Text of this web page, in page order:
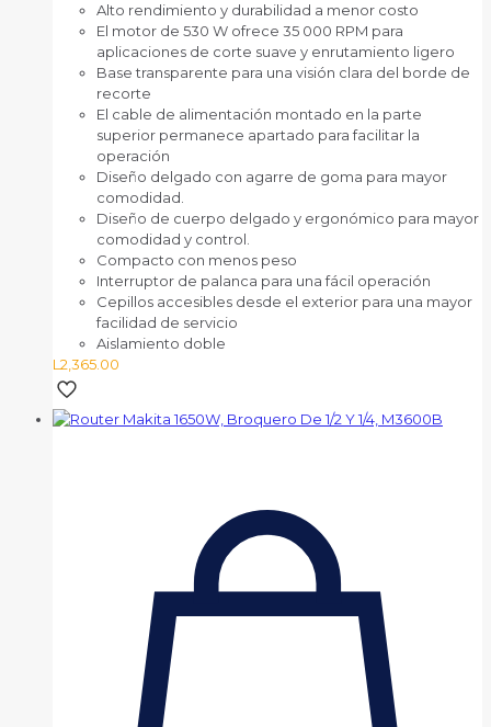
Alto rendimiento y durabilidad a menor costo
El motor de 530 W ofrece 35 000 RPM para
aplicaciones de corte suave y enrutamiento ligero
Base transparente para una visión clara del borde de
recorte
El cable de alimentación montado en la parte
superior permanece apartado para facilitar la
operación
Diseño delgado con agarre de goma para mayor
comodidad.
Diseño de cuerpo delgado y ergonómico para mayor
comodidad y control.
Compacto con menos peso
Interruptor de palanca para una fácil operación
Cepillos accesibles desde el exterior para una mayor
facilidad de servicio
Aislamiento doble
L2,365.00